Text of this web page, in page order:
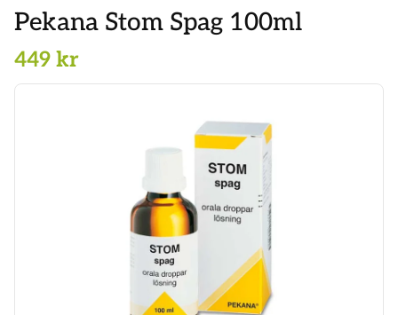
Pekana Stom Spag 100ml
449 kr